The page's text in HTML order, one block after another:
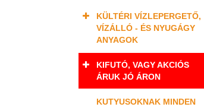
KÜLTÉRI VÍZLEPERGETŐ,
VÍZÁLLÓ - ÉS NYUGÁGY
ANYAGOK
KIFUTÓ, VAGY AKCIÓS
ÁRUK JÓ ÁRON
KUTYUSOKNAK MINDEN